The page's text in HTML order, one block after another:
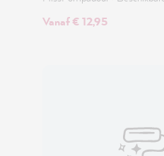
Vanaf € 12,95